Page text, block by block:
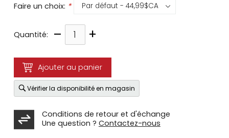
Faire un choix: *
Quantité: – +
Ajouter au panier
Vérifier la disponibilité en magasin
Conditions de retour et d'échange
Une question ? Contactez-nous